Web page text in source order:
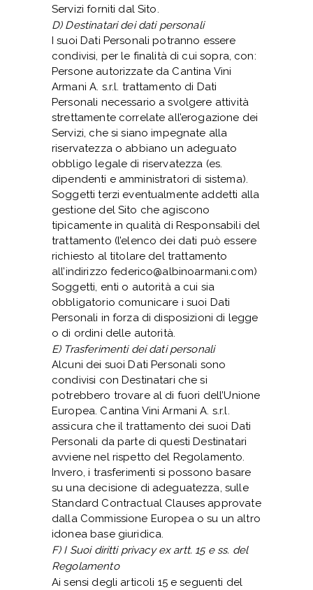
Servizi forniti dal Sito.
D) Destinatari dei dati personali
I suoi Dati Personali potranno essere
condivisi, per le finalità di cui sopra, con:
Persone autorizzate da Cantina Vini
Armani A. s.r.l. trattamento di Dati
Personali necessario a svolgere attività
strettamente correlate all’erogazione dei
Servizi, che si siano impegnate alla
riservatezza o abbiano un adeguato
obbligo legale di riservatezza (es.
dipendenti e amministratori di sistema).
Soggetti terzi eventualmente addetti alla
gestione del Sito che agiscono
tipicamente in qualità di Responsabili del
trattamento (l’elenco dei dati può essere
richiesto al titolare del trattamento
all’indirizzo federico@albinoarmani.com)
Soggetti, enti o autorità a cui sia
obbligatorio comunicare i suoi Dati
Personali in forza di disposizioni di legge
o di ordini delle autorità.
E) Trasferimenti dei dati personali
Alcuni dei suoi Dati Personali sono
condivisi con Destinatari che si
potrebbero trovare al di fuori dell’Unione
Europea. Cantina Vini Armani A. s.r.l.
assicura che il trattamento dei suoi Dati
Personali da parte di questi Destinatari
avviene nel rispetto del Regolamento.
Invero, i trasferimenti si possono basare
su una decisione di adeguatezza, sulle
Standard Contractual Clauses approvate
dalla Commissione Europea o su un altro
idonea base giuridica.
F) I Suoi diritti privacy ex artt. 15 e ss. del
Regolamento
Ai sensi degli articoli 15 e seguenti del